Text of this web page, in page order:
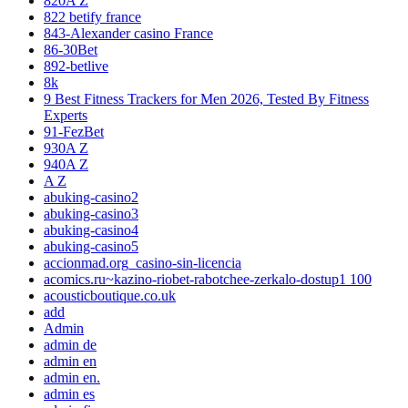
822 betify france
843-Alexander casino France
86-30Bet
892-betlive
8k
9 Best Fitness Trackers for Men 2026, Tested By Fitness
Experts
91-FezBet
930A Z
940A Z
A Z
abuking-casino2
abuking-casino3
abuking-casino4
abuking-casino5
accionmad.org_casino-sin-licencia
acomics.ru~kazino-riobet-rabotchee-zerkalo-dostup1 100
acousticboutique.co.uk
add
Admin
admin de
admin en
admin en.
admin es